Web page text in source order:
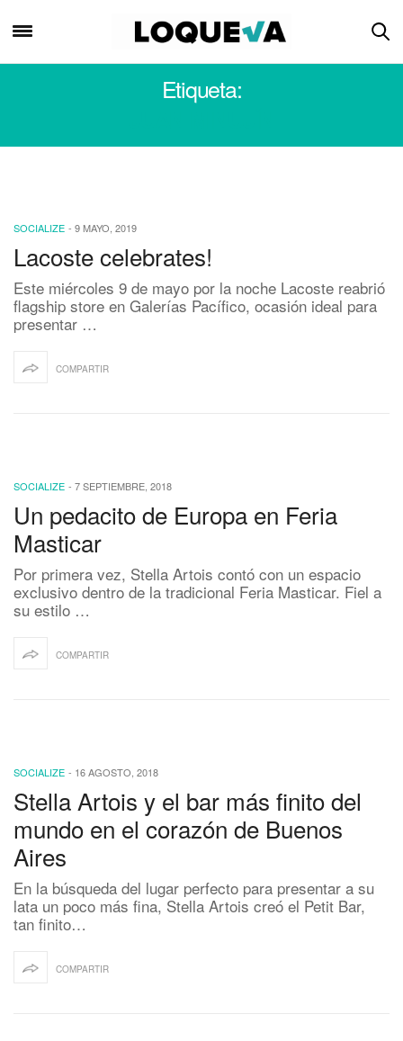
Etiqueta:
SOCIALIZE - 9 MAYO, 2019
Lacoste celebrates!
Este miércoles 9 de mayo por la noche Lacoste reabrió
flagship store en Galerías Pacífico, ocasión ideal para
presentar …
COMPARTIR
SOCIALIZE - 7 SEPTIEMBRE, 2018
Un pedacito de Europa en Feria
Masticar
Por primera vez, Stella Artois contó con un espacio
exclusivo dentro de la tradicional Feria Masticar. Fiel a
su estilo …
COMPARTIR
SOCIALIZE - 16 AGOSTO, 2018
Stella Artois y el bar más finito del
mundo en el corazón de Buenos
Aires
En la búsqueda del lugar perfecto para presentar a su
lata un poco más fina, Stella Artois creó el Petit Bar,
tan finito…
COMPARTIR